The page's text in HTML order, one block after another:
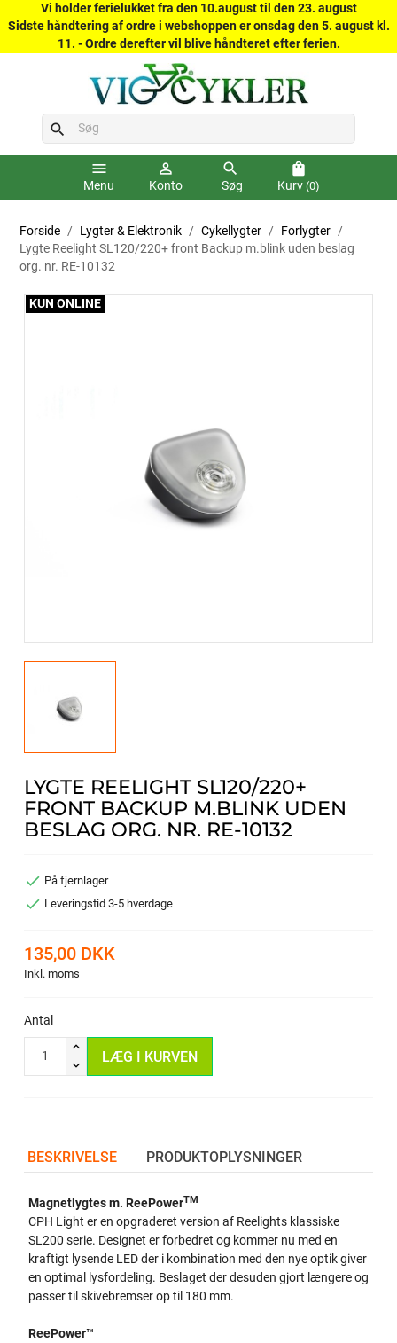
Vi holder ferielukket fra den 10.august til den 23. august
Sidste håndtering af ordre i webshoppen er onsdag den 5. august kl.
11. - Ordre derefter vil blive håndteret efter ferien.
search
menu
Menu
person_outline
Konto
search
Søg
shopping_bag
Kurv (0)
Forside Lygter & Elektronik Cykellygter
Forlygter
Lygte Reelight SL120/220+ front Backup m.blink uden beslag
org. nr. RE-10132
KUN ONLINE
LYGTE REELIGHT SL120/220+
FRONT BACKUP M.BLINK UDEN
BESLAG ORG. NR. RE-10132
 På fjernlager
 Leveringstid 3-5 hverdage
135,00 DKK
Inkl. moms
Antal
LÆG I KURVEN
BESKRIVELSE PRODUKTOPLYSNINGER
Magnetlygtes m. ReePowerTM
CPH Light er en opgraderet version af Reelights klassiske
SL200 serie. Designet er forbedret og kommer nu med en
kraftigt lysende LED der i kombination med den nye optik giver
en optimal lysfordeling. Beslaget der desuden gjort længere og
passer til skivebremser op til 180 mm.
ReePower™